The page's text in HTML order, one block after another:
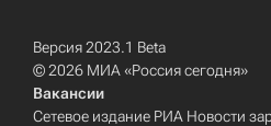
Версия 2023.1 Beta
© 2026 МИА «Россия сегодня»
Вакансии
Сетевое издание РИА Новости